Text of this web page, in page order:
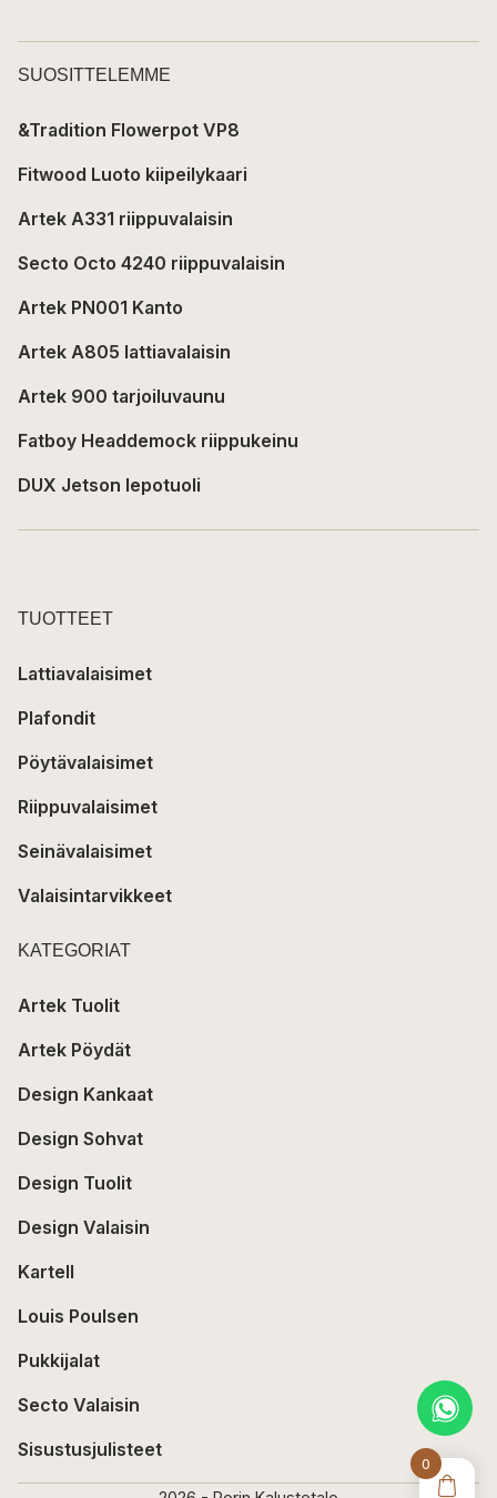
0
SUOSITTELEMME
&Tradition Flowerpot VP8
Fitwood Luoto kiipeilykaari
Artek A331 riippuvalaisin
Secto Octo 4240 riippuvalaisin
Artek PN001 Kanto
Artek A805 lattiavalaisin
Artek 900 tarjoiluvaunu
Fatboy Headdemock riippukeinu
DUX Jetson lepotuoli
TUOTTEET
Lattiavalaisimet
Plafondit
Pöytävalaisimet
Riippuvalaisimet
Seinävalaisimet
Valaisintarvikkeet
KATEGORIAT
Artek Tuolit
Artek Pöydät
Design Kankaat
Design Sohvat
Design Tuolit
Design Valaisin
Kartell
Louis Poulsen
Pukkijalat
Secto Valaisin
Sisustusjulisteet